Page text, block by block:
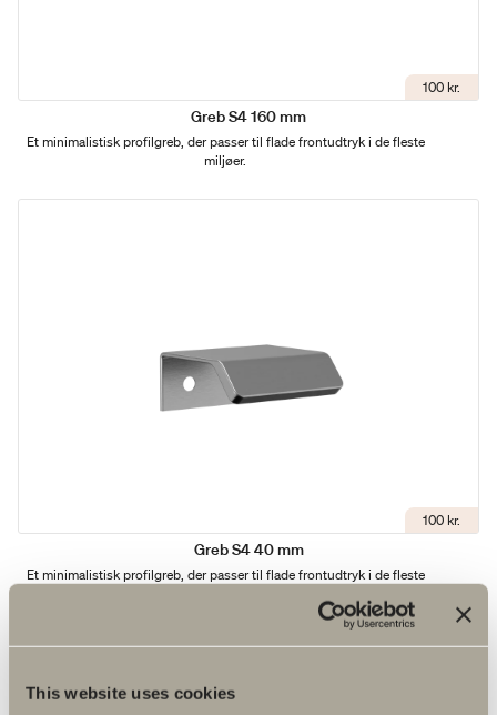
This website uses cookies
100 kr.
Greb S4 160 mm
Et minimalistisk profilgreb, der passer til flade frontudtryk i de fleste
miljøer.
100 kr.
Greb S4 40 mm
Et minimalistisk profilgreb, der passer til flade frontudtryk i de fleste